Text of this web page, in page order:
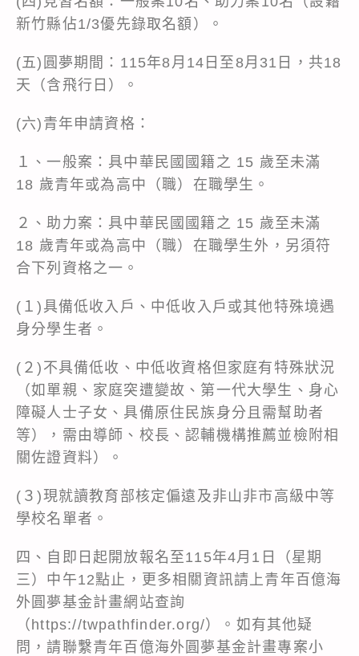
新竹縣佔1/3優先錄取名額）。
(五)圓夢期間：115年8月14日至8月31日，共18
天（含飛行日）。
(六)青年申請資格：
１、一般案：具中華民國國籍之 15 歲至未滿
18 歲青年或為高中（職）在職學生。
２、助力案：具中華民國國籍之 15 歲至未滿
18 歲青年或為高中（職）在職學生外，另須符
合下列資格之一。
(１)具備低收入戶、中低收入戶或其他特殊境遇
身分學生者。
(２)不具備低收、中低收資格但家庭有特殊狀況
（如單親、家庭突遭變故、第一代大學生、身心
障礙人士子女、具備原住民族身分且需幫助者
等），需由導師、校長、認輔機構推薦並檢附相
關佐證資料）。
(３)現就讀教育部核定偏遠及非山非市高級中等
學校名單者。
四、自即日起開放報名至115年4月1日（星期
三）中午12點止，更多相關資訊請上青年百億海
外圓夢基金計畫網站查詢
（https://twpathfinder.org/）。如有其他疑
問，請聯繫青年百億海外圓夢基金計畫專案小